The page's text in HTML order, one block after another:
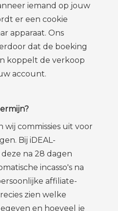
iemand op jouw
er een cookie
apparaat. Ons
dat de boeking
koppelt de verkoop
account.
wij commissies uit voor
Bij iDEAL-
na 28 dagen
incasso's na
affiliate-
zien welke
en hoeveel je